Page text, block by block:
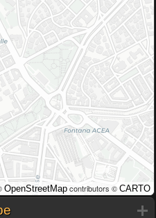
OpenStreetMap contributors © CARTO